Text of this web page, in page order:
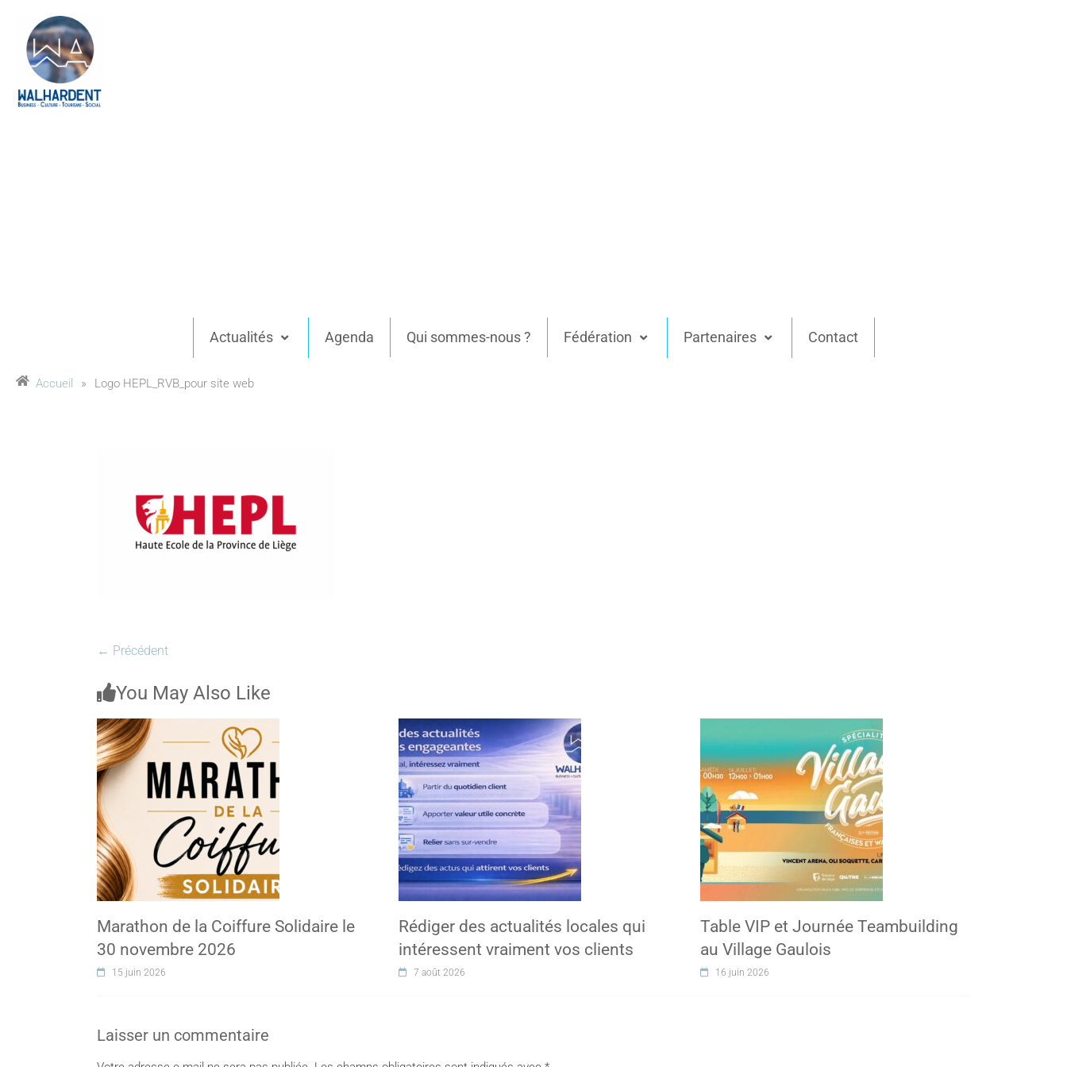
Actualités Agenda Qui sommes-nous ? Fédération Partenaires Contact
Accueil » Logo HEPL_RVB_pour site web
← Précédent
You May Also Like
Marathon de la Coiffure Solidaire le
30 novembre 2026
15 juin 2026
Rédiger des actualités locales qui
intéressent vraiment vos clients
7 août 2026
Table VIP et Journée Teambuilding
au Village Gaulois
16 juin 2026
Laisser un commentaire